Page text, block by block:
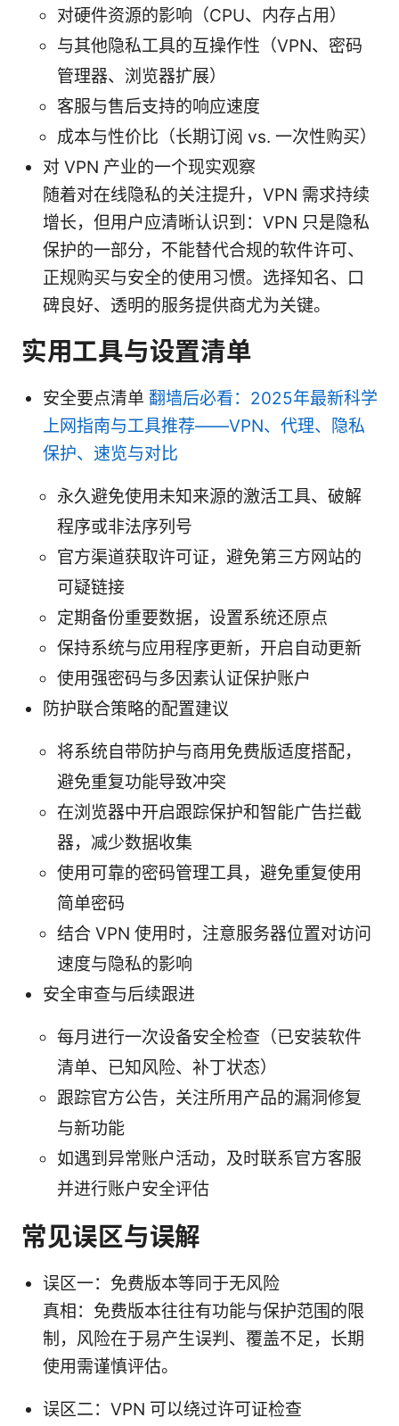
对硬件资源的影响（CPU、内存占用）
与其他隐私工具的互操作性（VPN、密码
管理器、浏览器扩展）
客服与售后支持的响应速度
成本与性价比（长期订阅 vs. 一次性购买）
对 VPN 产业的一个现实观察
随着对在线隐私的关注提升，VPN 需求持续
增长，但用户应清晰认识到：VPN 只是隐私
保护的一部分，不能替代合规的软件许可、
正规购买与安全的使用习惯。选择知名、口
碑良好、透明的服务提供商尤为关键。
实用工具与设置清单
安全要点清单 翻墙后必看：2025年最新科学
上网指南与工具推荐——VPN、代理、隐私
保护、速览与对比
永久避免使用未知来源的激活工具、破解
程序或非法序列号
官方渠道获取许可证，避免第三方网站的
可疑链接
定期备份重要数据，设置系统还原点
保持系统与应用程序更新，开启自动更新
使用强密码与多因素认证保护账户
防护联合策略的配置建议
将系统自带防护与商用免费版适度搭配，
避免重复功能导致冲突
在浏览器中开启跟踪保护和智能广告拦截
器，减少数据收集
使用可靠的密码管理工具，避免重复使用
简单密码
结合 VPN 使用时，注意服务器位置对访问
速度与隐私的影响
安全审查与后续跟进
每月进行一次设备安全检查（已安装软件
清单、已知风险、补丁状态）
跟踪官方公告，关注所用产品的漏洞修复
与新功能
如遇到异常账户活动，及时联系官方客服
并进行账户安全评估
常见误区与误解
误区一：免费版本等同于无风险
真相：免费版本往往有功能与保护范围的限
制，风险在于易产生误判、覆盖不足，长期
使用需谨慎评估。
误区二：VPN 可以绕过许可证检查